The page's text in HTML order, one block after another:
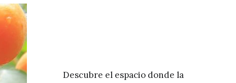
Descubre el espacio donde la